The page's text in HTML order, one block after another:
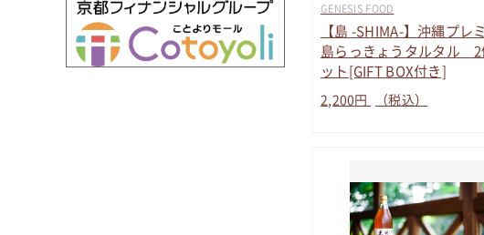
GENESIS FOOD
【島 -SHIMA-】沖縄プレ
島らっきょうタルタル 2
ット[GIFT BOX付き]
2,200円 （税込）